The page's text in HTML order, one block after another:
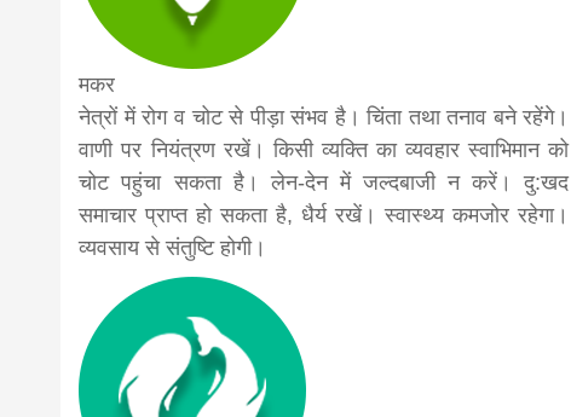
मकर
नेत्रों में रोग व चोट से पीड़ा संभव है। चिंता तथा तनाव बने रहेंगे।
वाणी पर नियंत्रण रखें। किसी व्यक्ति का व्यवहार स्वाभिमान को
चोट पहुंचा सकता है। लेन-देन में जल्दबाजी न करें। दु:खद
समाचार प्राप्त हो सकता है, धैर्य रखें। स्वास्थ्य कमजोर रहेगा।
व्यवसाय से संतुष्टि होगी।